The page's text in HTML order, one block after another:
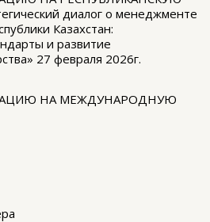
диалог о менеджменте
Казахстан:
и развитие
27 февраля 2026г.
НА МЕЖДУНАРОДНУЮ